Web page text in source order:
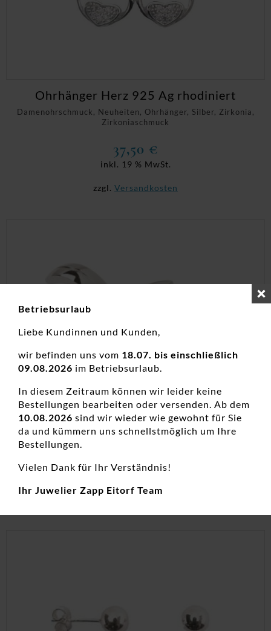
Damenohrschmuck, Neuheiten, Ohrhänger, Silber, Zirkonia,
Zirkoniaschmuck
Ohrhänger Herz 925 Ag rhodiniert
37,50 €
inkl. 19 % MwSt.
zzgl. Versandkosten
Creolen, Damenohrschmuck, Edelstahl, Neuheiten
Creolen Titan
75,00 €
zzgl.
Betriebsurlaub
Liebe Kundinnen und Kunden,
wir befinden uns vom 18.07. bis einschließlich
09.08.2026 im Betriebsurlaub.
In diesem Zeitraum können wir leider keine
Bestellungen bearbeiten oder versenden. Ab dem
10.08.2026 sind wir wieder wie gewohnt für Sie
da und kümmern uns schnellstmöglich um Ihre
Bestellungen.
Vielen Dank für Ihr Verständnis!
Ihr Juwelier Zapp Eitorf Team